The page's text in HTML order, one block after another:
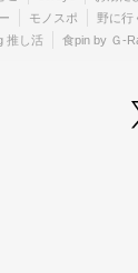
モノスポ 野に行
推し活 食pin by Ｇ-